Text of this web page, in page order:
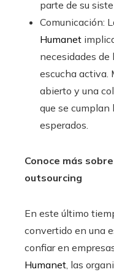
parte de su
Comunicación:
Humanet
necesidades de
escucha activa.
abierto y una
que se cumplan
esperados.
Conoce más
outsourcing
En este último
convertido en una
confiar en
Humanet, las